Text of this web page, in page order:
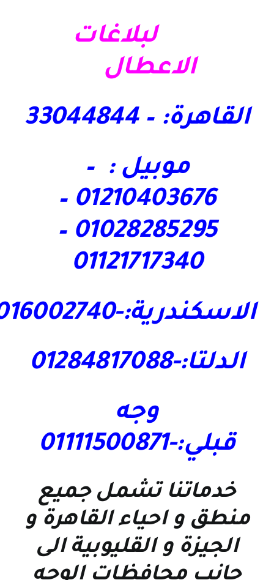
لبلاغات
الاعطال
القاهرة: – 33044844
موبيل : –
01210403676 –
01028285295 –
01121717340
الاسكندرية:-01016002740
الدلتا:-01284817088
وجه
قبلي:-01111500871
خدماتنا تشمل جميع
منطق و احياء القاهرة و
الجيزة و القليوبية الى